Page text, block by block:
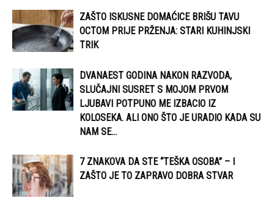
ZAŠTO ISKUSNE DOMAĆICE BRIŠU TAVU
OCTOM PRIJE PRŽENJA: STARI KUHINJSKI
TRIK
DVANAEST GODINA NAKON RAZVODA,
SLUČAJNI SUSRET S MOJOM PRVOM
LJUBAVI POTPUNO ME IZBACIO IZ
KOLOSEKA. ALI ONO ŠTO JE URADIO KADA SU
NAM SE...
7 ZNAKOVA DA STE “TEŠKA OSOBA” – I
ZAŠTO JE TO ZAPRAVO DOBRA STVAR